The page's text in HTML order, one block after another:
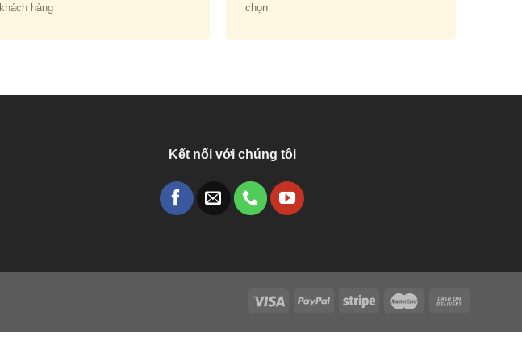
khách hàng
chọn
Kết nối với chúng tôi